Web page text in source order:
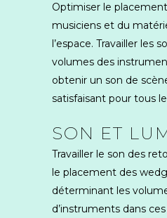
Optimiser le
musiciens et du
l’espace. Travailler les
volumes des
obtenir un son de
satisfaisant pour tous
SON ET
Travailler le son des
le placement des
déterminant les
d’instruments dans